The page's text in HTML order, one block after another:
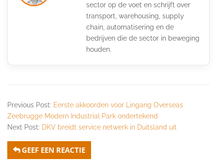
sector op de voet en schrijft over
transport, warehousing, supply
chain, automatisering en de
bedrijven die de sector in beweging
houden.
Previous Post: Eerste akkoorden voor Lingang Overseas
Zeebrugge Modern Industrial Park ondertekend
Next Post: DKV breidt service netwerk in Duitsland uit
GEEF EEN REACTIE